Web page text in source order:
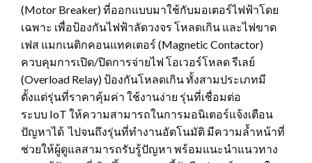
(Motor Breaker) ที่ออกแบบมาใช้กับมอเตอร์ไฟฟ้าโดย
เฉพาะ เพื่อป้องกันไฟฟ้าลัดวงจร โหลดเกิน และไฟขาด
เฟส แมกเนติกคอนแทคเตอร์ (Magnetic Contactor)
ควบคุมการเปิด/ปิดการจ่ายไฟ โอเวอร์โหลด รีเลย์
(Overload Relay) ป้องกันโหลดเกิน ทั้งสามประเภทมี
ตั้งแต่รุ่นที่ราคาคุ้มค่า ใช้งานง่าย รุ่นที่เชื่อมต่อ
ระบบ IoT ให้ความสามารถในการมอนิเตอร์แจ้งเตือน
ปัญหาได้ ไปจนถึงรุ่นที่ทำงานอัตโนมัติ มีความล้ำหน้าที่
ช่วยให้ผู้ดูแลสามารถรับรู้ปัญหา พร้อมแนะนำแนวทาง